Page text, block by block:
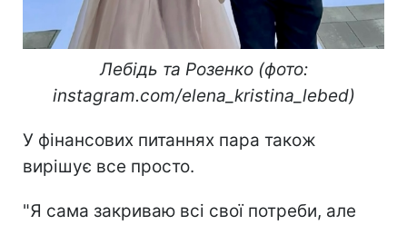
Лебідь та Розенко (фото:
instagram.com/elena_kristina_lebed)
У фінансових питаннях пара також
вирішує все просто.
"Я сама закриваю всі свої потреби, але